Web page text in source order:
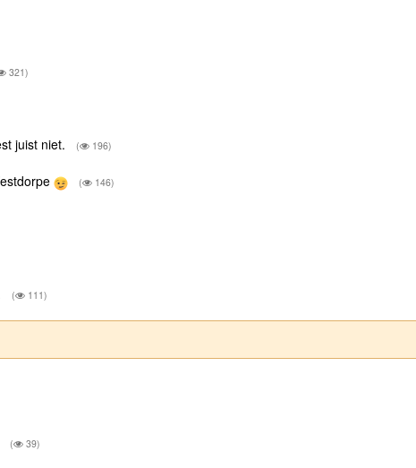
321)
juist niet. ( 196)
( 146)
( 111)
( 39)